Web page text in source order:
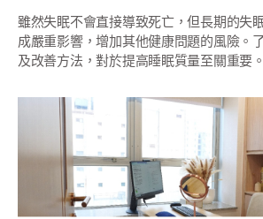
雖然失眠不會直接導致死亡，但長期的失
成嚴重影響，增加其他健康問題的風險。
及改善方法，對於提高睡眠質量至關重要。